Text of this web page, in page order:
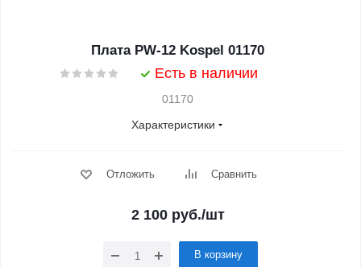
Плата PW-12 Kospel 01170
Есть в наличии
01170
Характеристики
Отложить Сравнить
2 100руб./шт
В корзину